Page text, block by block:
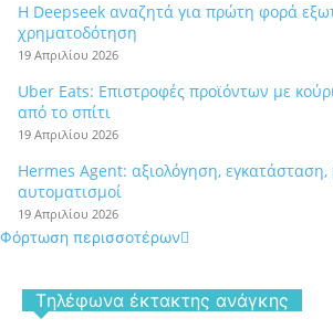
Η Deepseek αναζητά για πρώτη φορά
χρηματοδότηση
19 Απριλίου 2026
Uber Eats: Επιστροφές προϊόντων με
από το σπίτι
19 Απριλίου 2026
Hermes Agent: αξιολόγηση,
αυτοματισμοί
19 Απριλίου 2026
Φόρτωση περισσοτέρων
Tηλέφωνα έκτακτης ανάγκης